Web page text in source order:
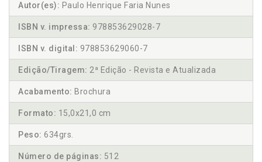
Autor(es): Paulo Henrique Faria Nunes
ISBN v. impressa: 978853629028-7
ISBN v. digital: 978853629060-7
Edição/Tiragem: 2ª Edição - Revista e Atualizada
Acabamento: Brochura
Formato: 15,0x21,0 cm
Peso: 634grs.
Número de páginas: 512